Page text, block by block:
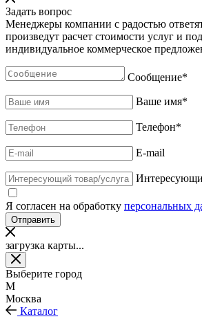
Задать вопрос
Менеджеры компании с радостью
произведут расчет стоимости услуг и
индивидуальное коммерческое
Сообщение*
Ваше имя*
Телефон*
E-mail
Я согласен на обработку персональных
загрузка карты...
Выберите город
М
Москва
Каталог